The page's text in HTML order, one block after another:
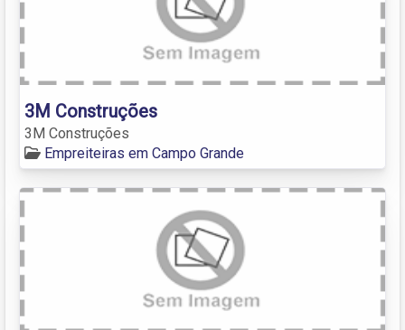
3M Construções
3M Construções
Empreiteiras em Campo Grande